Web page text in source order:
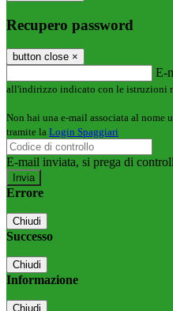
Recupero password
button close ×
E-
all'indirizzo indicato con le istruzioni
Non hai una e-mail associata al nome
tramite la Login Spaggiari
E-mail inviata, si prega di
Errore
Chiudi
Successo
Chiudi
Informazione
Chiudi